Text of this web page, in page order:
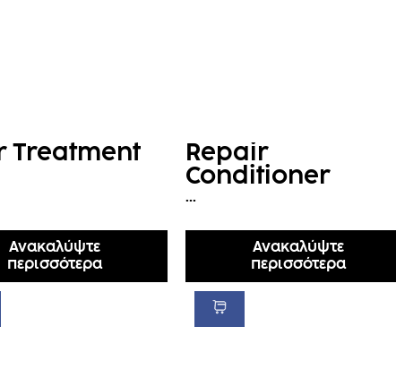
Treatment
Ανακαλύψτε
περισσότερα
Repair
Conditioner
...
Ανακαλύψτε
περισσότερα